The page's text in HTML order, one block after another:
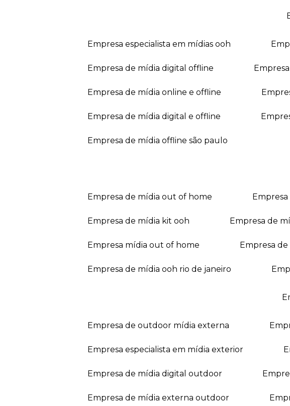
empresa especialista em mídias ooh
empresa de mídia digital offline
empresa de mídia online e offline
empresa de mídia digital e offline
empresa de mídia offline são paulo
empresa de mídia out of home
empresa de mídia kit ooh empresa de
empresa mídia out of home empresa
empresa de mídia ooh rio de janeiro
empresa de outdoor mídia externa
empresa especialista em mídia exterior
empresa de mídia digital outdoor
empresa de mídia externa outdoor